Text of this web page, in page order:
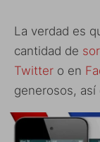
La verdad es
cantidad de
Twitter o en
generosos, así